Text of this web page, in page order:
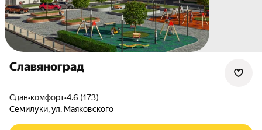
Славяноград
Сдан•комфорт•4.6 (173)
Семилуки,ул. Маяковского